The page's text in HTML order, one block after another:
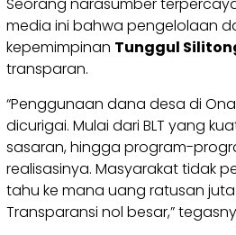
media ini bahwa pengelolaan
kepemimpinan Tunggul
transparan.
“Penggunaan dana desa di
dicurigai. Mulai dari BLT yang
sasaran, hingga program-
realisasinya. Masyarakat tidak
tahu ke mana uang ratusan
Transparansi nol besar,”